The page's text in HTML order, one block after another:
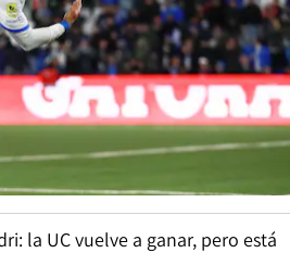
la UC vuelve a ganar, pero está